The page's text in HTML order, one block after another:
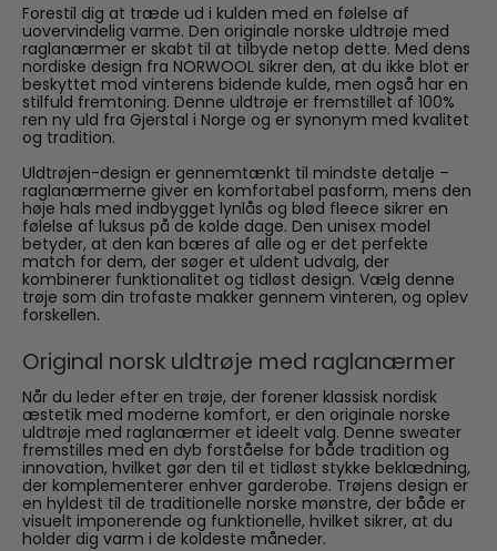
Forestil dig at træde ud i kulden med en følelse af
uovervindelig varme. Den originale norske uldtrøje med
raglanærmer er skabt til at tilbyde netop dette. Med dens
nordiske design fra NORWOOL sikrer den, at du ikke blot er
beskyttet mod vinterens bidende kulde, men også har en
stilfuld fremtoning. Denne uldtrøje er fremstillet af 100%
ren ny uld fra Gjerstal i Norge og er synonym med kvalitet
og tradition.
Uldtrøjen-design er gennemtænkt til mindste detalje –
raglanærmerne giver en komfortabel pasform, mens den
høje hals med indbygget lynlås og blød fleece sikrer en
følelse af luksus på de kolde dage. Den unisex model
betyder, at den kan bæres af alle og er det perfekte
match for dem, der søger et uldent udvalg, der
kombinerer funktionalitet og tidløst design. Vælg denne
trøje som din trofaste makker gennem vinteren, og oplev
forskellen.
Original norsk uldtrøje med raglanærmer
Når du leder efter en trøje, der forener klassisk nordisk
æstetik med moderne komfort, er den originale norske
uldtrøje med raglanærmer et ideelt valg. Denne sweater
fremstilles med en dyb forståelse for både tradition og
innovation, hvilket gør den til et tidløst stykke beklædning,
der komplementerer enhver garderobe. Trøjens design er
en hyldest til de traditionelle norske mønstre, der både er
visuelt imponerende og funktionelle, hvilket sikrer, at du
holder dig varm i de koldeste måneder.